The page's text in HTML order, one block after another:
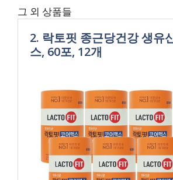
그 외 상품들
2. 락토핏 종근당건강 생유
스, 60포, 12개